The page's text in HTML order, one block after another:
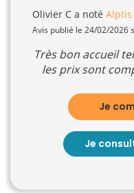
Olivier C a noté Alptis
Avis publié le 24/02/2026
Très bon accueil
les prix sont
Je
Je